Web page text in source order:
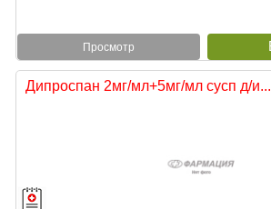
Просмотр
Дипроспан 2мг/мл+5мг/мл сусп д/и...